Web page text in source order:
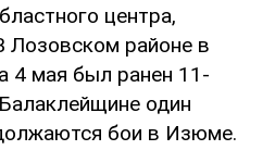
центра,
Лозовском районе в
4 мая был ранен 11-
один
бои в Изюме.